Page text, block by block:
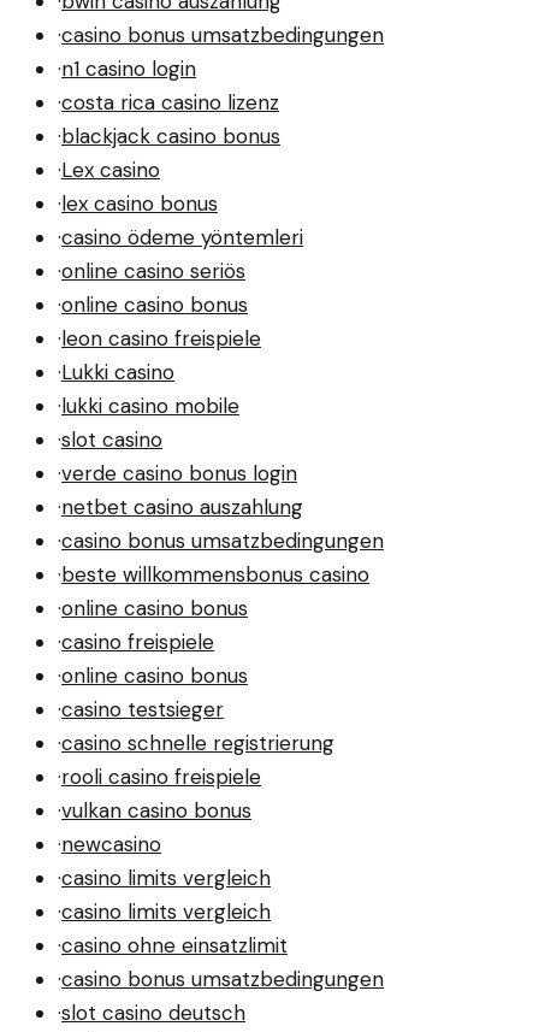
·casino bonus umsatzbedingungen
·n1 casino login
·costa rica casino lizenz
·blackjack casino bonus
·Lex casino
·lex casino bonus
·casino ödeme yöntemleri
·online casino seriös
·online casino bonus
·leon casino freispiele
·Lukki casino
·lukki casino mobile
·slot casino
·verde casino bonus login
·netbet casino auszahlung
·casino bonus umsatzbedingungen
·beste willkommensbonus casino
·online casino bonus
·casino freispiele
·online casino bonus
·casino testsieger
·casino schnelle registrierung
·rooli casino freispiele
·vulkan casino bonus
·newcasino
·casino limits vergleich
·casino limits vergleich
·casino ohne einsatzlimit
·casino bonus umsatzbedingungen
·slot casino deutsch